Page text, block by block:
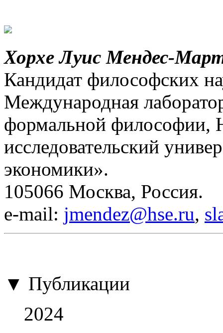
Хорхе Луис Мендес-
Кандидат философских
Международная
формальной философии,
исследовательский
экономики».
105066 Москва, Россия.
е-mail: jmendez@hse.ru,
▼ Публикации
2024